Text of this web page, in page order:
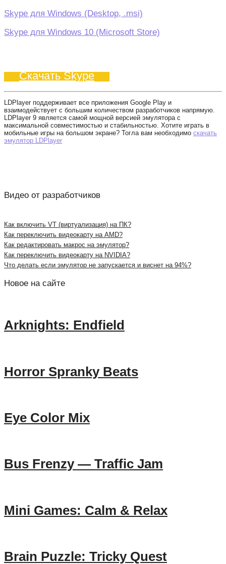
Skype для Windows (Desktop, .msi)
Skype для Windows 10 (Microsoft Store)
Скачать Skype
LDPlayer поддерживает все приложения Google Play и
взаимодействует с большим количеством разработчиков напрямую.
LDPlayer 9 является самой мощной версией эмулятора с
максимальной совместимостью и стабильностью. Хотите играть в
мобильные игры на большом экране? Тогла вам необходимо скачать
эмулятор LDPlayer
Видео от разработчиков
Как включить VT (виртуализация) на ПК?
Как переключить видеокарту на AMD?
Как редактировать макрос на эмулятор?
Как переключить видеокарту на NVIDIA?
Что делать если эмулятор не запускается и виснет на 94%?
Новое на сайте
Arknights: Endfield
Horror Spranky Beats
Eye Color Mix
Bus Frenzy — Traffic Jam
Mini Games: Calm & Relax
Brain Puzzle: Tricky Quest